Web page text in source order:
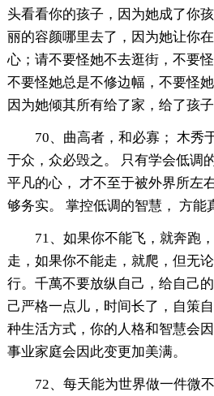
头看看你的孩子，因为她成了你
丽的容颜哪里去了，因为她让你
心；请不要怪她不去逛街，不要
不要怪她总是不修边幅，不要怪
因为她倾其所有给了家，给了孩
70、曲高者，和必寡； 木秀
于众，众必毁之。 只有学会低调
平凡的心， 才不至于被外界所左
够务实。 掌控低调的智慧， 方能
71、如果你不能飞，就奔跑
走，如果你不能走，就爬，但无
行。千萬不要放纵自己，给自己
己严格一点儿，时间长了，自策
种生活方式，你的人格和智慧会
事业家庭会因此变更加美满。
72、每天能为世界做一件微